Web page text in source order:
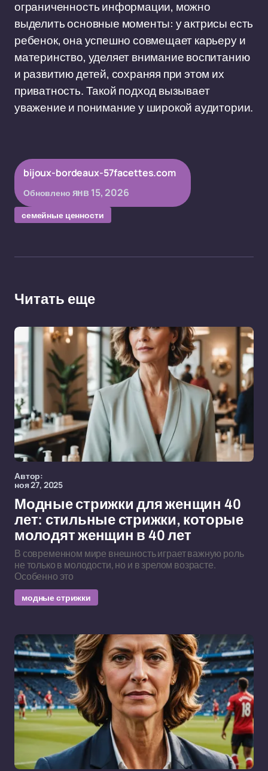
ограниченность информации, можно
выделить основные моменты: у актрисы есть
ребенок, она успешно совмещает карьеру и
материнство, уделяет внимание воспитанию
и развитию детей, сохраняя при этом их
приватность. Такой подход вызывает
уважение и понимание у широкой аудитории.
bijoux-bordeaux-57facettes.com
Обновлено янв 15, 2026
семейные ценности
Читать еще
Автор:
ноя 27, 2025
Модные стрижки для женщин 40
лет: стильные стрижки, которые
молодят женщин в 40 лет
В современном мире внешность играет важную роль
не только в молодости, но и в зрелом возрасте.
Особенно это
модные стрижки